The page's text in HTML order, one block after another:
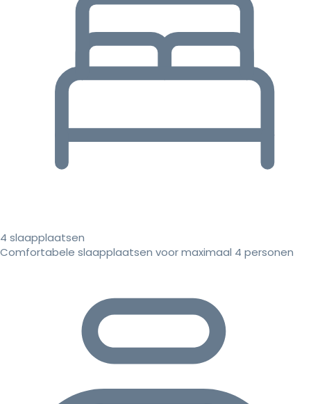
4 slaapplaatsen
Comfortabele slaapplaatsen voor maximaal 4 personen